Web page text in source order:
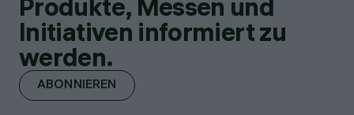
Produkte, Messen und
Initiativen informiert zu
werden.
ABONNIEREN